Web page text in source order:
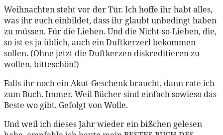
Weihnachten steht vor der Tür. Ich hoffe ihr habt alles,
was ihr euch einbildet, dass ihr glaubt unbedingt haben
zu müssen. Für die Lieben. Und die Nicht-so-Lieben, die,
so ist es ja üblich, auch ein Duftkerzerl bekommen
sollen. (Ohne jetzt die Duftkerzen diskreditieren zu
wollen, bitteschön!)
Falls ihr noch ein Akut-Geschenk braucht, dann rate ich
zum Buch. Immer. Weil Bücher sind einfach sowieso das
Beste wo gibt. Gefolgt von Wolle.
Und weil ich dieses Jahr wieder ein bißchen gelesen